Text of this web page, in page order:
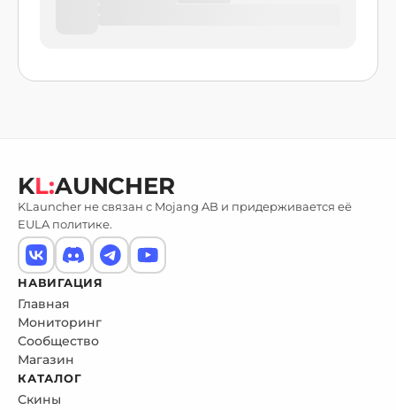
KL:AUNCHER
KLauncher не связан с Mojang AB и придерживается её
EULA политике.
НАВИГАЦИЯ
Главная
Мониторинг
Сообщество
Магазин
КАТАЛОГ
Скины